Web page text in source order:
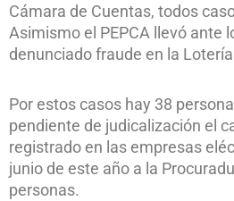
Cámara de Cuentas, todos
Asimismo el PEPCA llevó ante
denunciado fraude en la
Por estos casos hay 38
pendiente de judicalización el
registrado en las empresas
junio de este año a la
personas.